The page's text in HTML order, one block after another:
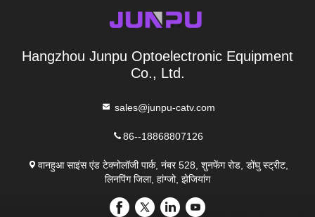
Hangzhou Junpu Optoelectronic Equipment
Co., Ltd.
sales@junpu-catv.com
86--18868807126
वानहुआ साइंस एंड टेक्नोलॉजी पार्क, नंबर 528, शुनफेंग रोड, डोंघु स्ट्रीट,
लिनपिंग जिला, हांग्जो, झेजियांग